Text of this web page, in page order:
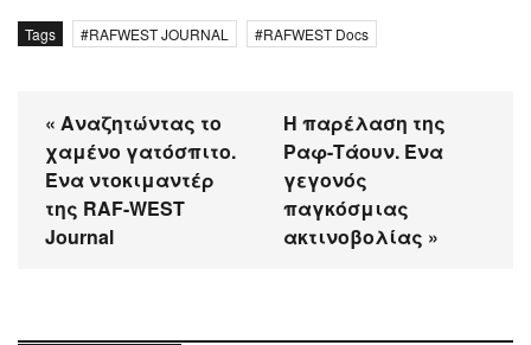
Tags RAFWEST JOURNAL RAFWEST Docs
« Αναζητώντας το
χαμένο γατόσπιτο.
Ένα ντοκιμαντέρ
της RAF-WEST
Journal
Η παρέλαση της
Ραφ-Τάουν. Ένα
γεγονός
παγκόσμιας
ακτινοβολίας »